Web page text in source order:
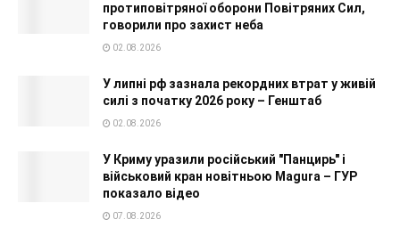
протиповітряної оборони Повітряних Сил,
говорили про захист неба
02.08.2026
У липні рф зазнала рекордних втрат у живій
силі з початку 2026 року – Генштаб
02.08.2026
У Криму уразили російський "Панцирь" і
військовий кран новітньою Magura – ГУР
показало відео
07.08.2026